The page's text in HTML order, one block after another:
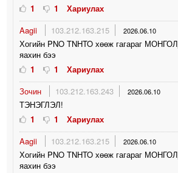
1
1
Хариулах
Aagii
103.212.163.215 2026.06.10
Хогийн PNO TNHTO хөөж гагараг
яахин бээ
1
1
Хариулах
Зочин
103.212.163.243 2026.06.10
ТЭНЭГЛЭЛ!
1
1
Хариулах
Aagii
103.212.163.215 2026.06.10
Хогийн PNO TNHTO хөөж гагараг
яахин бээ